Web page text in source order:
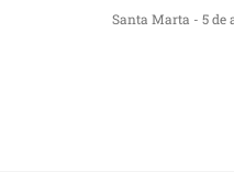
Santa Marta - 5 de